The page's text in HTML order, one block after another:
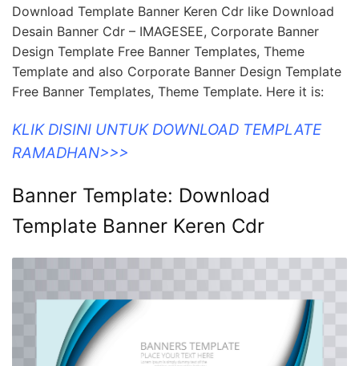
Download Template Banner Keren Cdr like Download
Desain Banner Cdr – IMAGESEE, Corporate Banner
Design Template Free Banner Templates, Theme
Template and also Corporate Banner Design Template
Free Banner Templates, Theme Template. Here it is:
KLIK DISINI UNTUK DOWNLOAD TEMPLATE
RAMADHAN>>>
Banner Template: Download
Template Banner Keren Cdr